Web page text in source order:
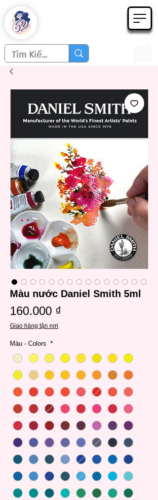
Màu nước Daniel Smith 5ml
160.000 ₫
Giao hàng tận nơi
Màu - Colors *